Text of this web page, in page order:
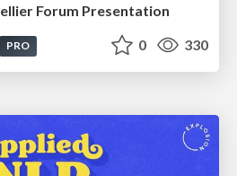
Forum Presentation
PRO 0 330